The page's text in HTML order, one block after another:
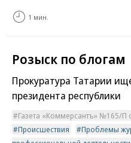
1 мин.
Розыск по блогам
Прокуратура Татарии
президента республики
Газета «Коммерсантъ» №165/П
Происшествия
Проблемы